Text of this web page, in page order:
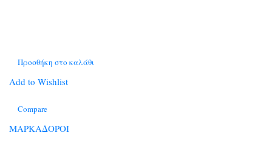
Προσθήκη στο καλάθι
Add to Wishlist
Compare
ΜΑΡΚΑΔΟΡΟΙ